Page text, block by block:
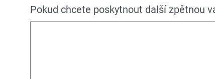
Pokud chcete poskytnout další zpětnou